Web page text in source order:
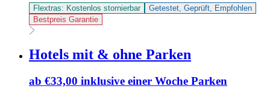
Flextras: Kostenlos stornierbar
Getestet, Geprüft, Empfohlen
Bestpreis Garantie
Hotels mit & ohne Parken
ab €33,00 inklusive einer Woche Parken